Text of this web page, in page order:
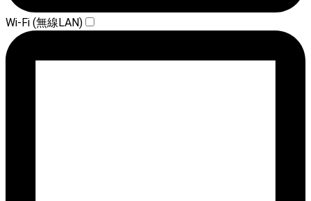
Wi-Fi (無線LAN)